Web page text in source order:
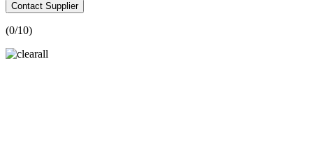
Contact Supplier
(0/10)